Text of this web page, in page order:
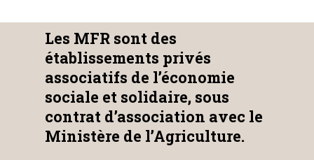
Les MFR sont des
établissements privés
associatifs de l’économie
sociale et solidaire, sous
contrat d’association avec le
Ministère de l’Agriculture.